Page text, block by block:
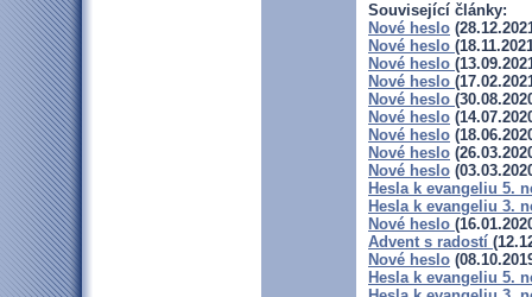
Související články:
Nové heslo
Nové heslo
Nové heslo
Nové heslo
Nové heslo
Nové heslo
Nové heslo
Nové heslo
Nové heslo
Hesla k evangeliu 5.
Hesla k evangeliu 3.
Nové heslo
Advent s radostí
Nové heslo
Hesla k evangeliu 5.